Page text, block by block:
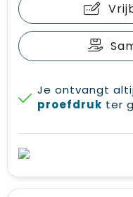
Je ontvangt
proefdruk ter